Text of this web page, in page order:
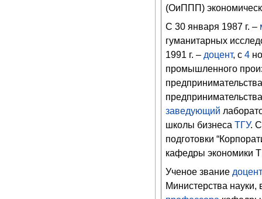
(ОиППП)
С 30 января 1987 г. –
гуманитарных
1991 г. – доцент, с 4
промышленного
заведующий
школы бизнеса ТГУ.
подготовки
кафедры экономики
Ученое звание
Министерства